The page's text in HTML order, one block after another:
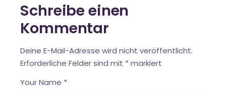
Schreibe einen
Kommentar
Deine E-Mail-Adresse wird nicht veröffentlicht.
Erforderliche Felder sind mit * markiert